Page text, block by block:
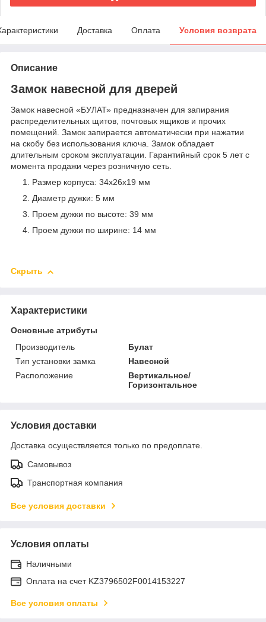
Доставка Оплата Условия возврата
Описание
Замок навесной для дверей
Замок навесной «БУЛАТ» предназначен для запирания
распределительных щитов, почтовых ящиков и прочих
помещений. Замок запирается автоматически при нажатии
на скобу без использования ключа. Замок обладает
длительным сроком эксплуатации. Гарантийный срок 5 лет с
момента продажи через розничную сеть.
Размер корпуса: 34х26х19 мм
Диаметр дужки: 5 мм
Проем дужки по высоте: 39 мм
Проем дужки по ширине: 14 мм
Скрыть
Характеристики
Основные атрибуты
Производитель
Булат
Тип установки замка
Навесной
Расположение
Вертикальное/
Горизонтальное
Условия доставки
Доставка осуществляется только по предоплате.
Самовывоз
Транспортная компания
Все условия доставки
Условия оплаты
Наличными
Оплата на счет KZ3796502F0014153227
Все условия оплаты